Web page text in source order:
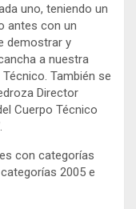
uno, teniendo un
antes con un
demostrar y
a nuestra
También se
Director
Cuerpo Técnico
con categorías
2005 e